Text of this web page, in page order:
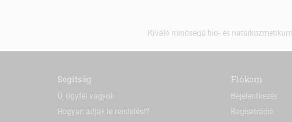
Kiváló minőségű bio- és
Segítség
Új ügyfél vagyok
Hogyan adjak le rendelést?
Fiókom
Bejelentkezés
Regisztráció